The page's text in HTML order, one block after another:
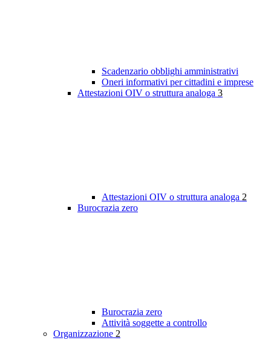
Scadenzario obblighi amministrativi
Oneri informativi per cittadini e imprese
Attestazioni OIV o struttura analoga 3
Attestazioni OIV o struttura analoga 2
Burocrazia zero
Burocrazia zero
Attività soggette a controllo
Organizzazione 2